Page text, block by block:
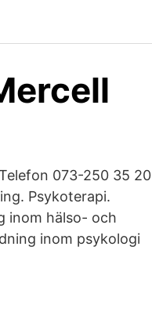
073-250 35 20
Psykoterapi.
inom hälso- och
inom psykologi